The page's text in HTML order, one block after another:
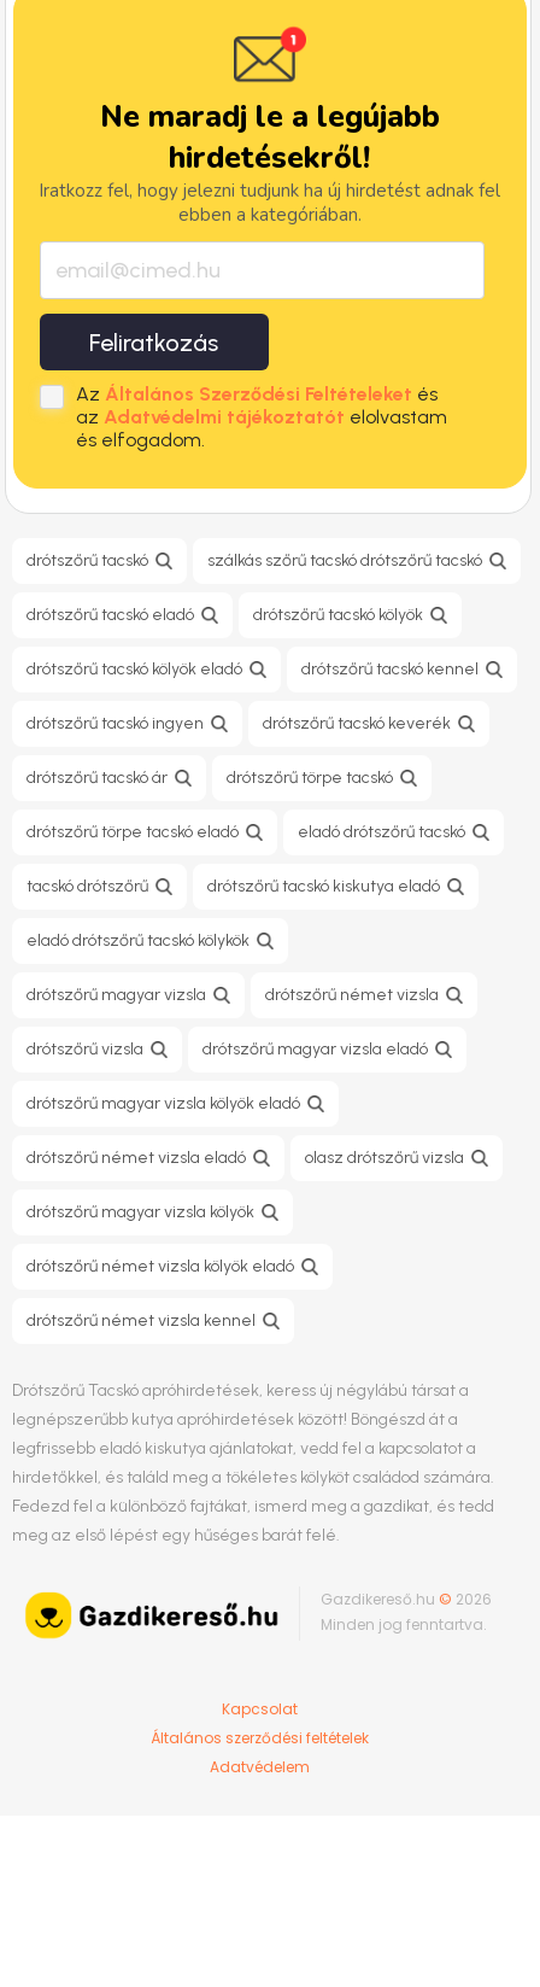
Ne maradj le a legújabb
hirdetésekről!
Iratkozz fel, hogy jelezni tudjunk ha új hirdetést adnak fel
ebben a kategóriában.
Feliratkozás
Az Általános Szerződési Feltételeket és
az Adatvédelmi tájékoztatót elolvastam
és elfogadom.
drótszőrű tacskó szálkás szőrű tacskó drótszőrű tacskó
drótszőrű tacskó eladó drótszőrű tacskó kölyök
drótszőrű tacskó kölyök eladó drótszőrű tacskó kennel
drótszőrű tacskó ingyen drótszőrű tacskó keverék
drótszőrű tacskó ár drótszőrű törpe tacskó
drótszőrű törpe tacskó eladó eladó drótszőrű tacskó
tacskó drótszőrű drótszőrű tacskó kiskutya eladó
eladó drótszőrű tacskó kölykök
drótszőrű magyar vizsla drótszőrű német vizsla
drótszőrű vizsla drótszőrű magyar vizsla eladó
drótszőrű magyar vizsla kölyök eladó
drótszőrű német vizsla eladó olasz drótszőrű vizsla
drótszőrű magyar vizsla kölyök
drótszőrű német vizsla kölyök eladó
drótszőrű német vizsla kennel
Drótszőrű Tacskó apróhirdetések, keress új négylábú társat a
legnépszerűbb kutya apróhirdetések között! Böngészd át a
legfrissebb eladó kiskutya ajánlatokat, vedd fel a kapcsolatot a
hirdetőkkel, és találd meg a tökéletes kölyköt családod számára.
Fedezd fel a különböző fajtákat, ismerd meg a gazdikat, és tedd
meg az első lépést egy hűséges barát felé.
Gazdikereső.hu © 2026
Minden jog fenntartva.
Kapcsolat
Általános szerződési feltételek
Adatvédelem